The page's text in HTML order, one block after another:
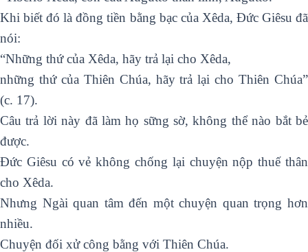
Khi biết đó là đồng tiền bằng bạc của Xêda, Đức Giêsu đã
nói:
“Những thứ của Xêda, hãy trả lại cho Xêda,
những thứ của Thiên Chúa, hãy trả lại cho Thiên Chúa”
(c. 17).
Câu trả lời này đã làm họ sững sờ, không thể nào bắt bẻ
được.
Đức Giêsu có vẻ không chống lại chuyện nộp thuế thân
cho Xêda.
Nhưng Ngài quan tâm đến một chuyện quan trọng hơn
nhiều.
Chuyện đối xử công bằng với Thiên Chúa.